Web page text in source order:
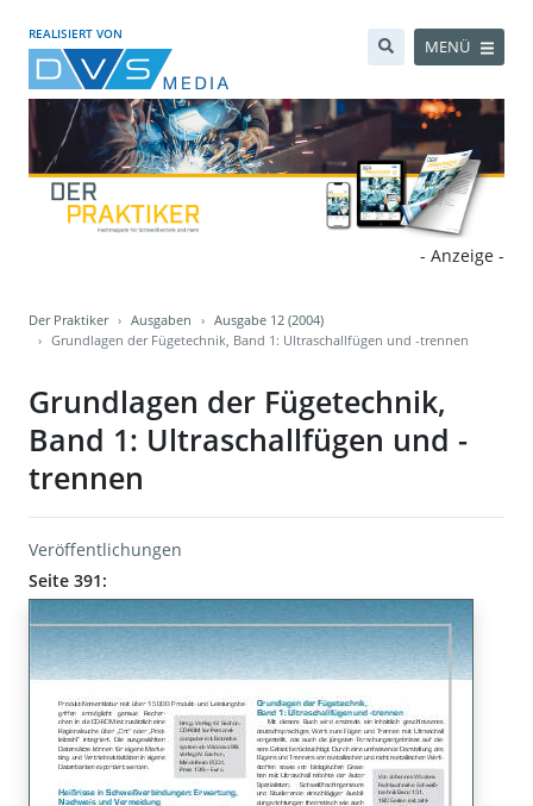
REALISIERT VON
MENÜ
- Anzeige -
Der Praktiker Ausgaben
Ausgabe 12 (2004)
Grundlagen der Fügetechnik, Band 1: Ultraschallfügen und -trennen
Grundlagen der Fügetechnik,
Band 1: Ultraschallfügen und -
trennen
Veröffentlichungen
Seite 391: